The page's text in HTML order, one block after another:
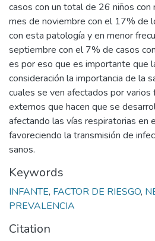
casos con un total de 26 niños con
mes de noviembre con el 17% de
con esta patología y en menor
septiembre con el 7% de casos
es por eso que es importante que
consideración la importancia de la
cuales se ven afectados por
externos que hacen que se
afectando las vías respiratorias en
favoreciendo la transmisión de
sanos.
Keywords
INFANTE, FACTOR DE RIESGO,
PREVALENCIA
Citation